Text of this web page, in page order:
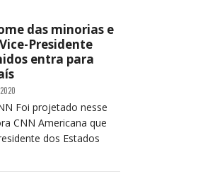
das minorias e
Presidente
entra para
Foi projetado nesse
CNN Americana que
dos Estados